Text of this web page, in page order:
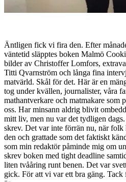
Äntligen fick vi fira den. Efter
väntetid släpptes boken Malmö
bilder av Christoffer Lomfors,
Titti Qvarnström och långa fina
matvärld. Skål för det. Här är en
tog under kvällen, journalister, våra
mathantverkare och matmakare som
oss. Har minsann aldrig blivit
mitt liv, men nu var det tydligen
skrev. Det var inte förrän nu, när
den och grattade som det faktiskt
som min redaktör påminde mig om
skrev boken med tight deadline
liten tvååring runt benen. Det var
gick. För att vi var ett bra gäng.